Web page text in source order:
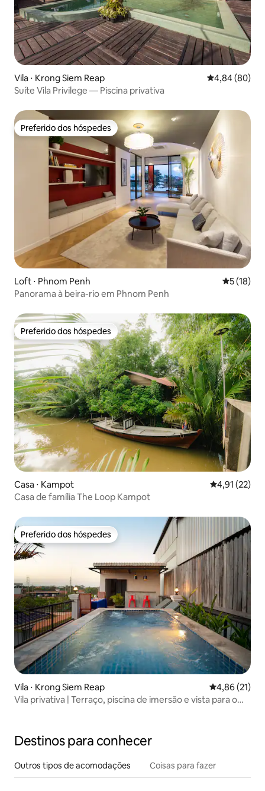
Vila ⋅ Krong Siem Reap 4,84 de uma
4,84 (80)
Suíte Vila Privilege — Piscina privativa
Preferido dos hóspedes
Preferido dos hóspedes
Loft ⋅ Phnom Penh 5 de uma
5 (18)
Panorama à beira-rio em Phnom Penh
Preferido dos hóspedes
Preferido dos hóspedes
Casa ⋅ Kampot 4,91 de uma
4,91 (22)
Casa de família The Loop Kampot
Preferido dos hóspedes
Preferido dos hóspedes
Vila ⋅ Krong Siem Reap 4,86 de uma
4,86 (21)
Vila privativa | Terraço, piscina de imersão e vista para o
Destinos para conhecer
Outros tipos de acomodações Coisas para fazer